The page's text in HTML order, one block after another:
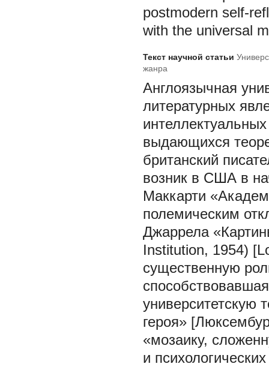
postmodern self-
with the universal
Текст научной статьи
жанра
Англоязычная
литературных
выдающихся
британский
возник в США в
Маккарти
полемическим
Джаррела
Institution, 1954)
существенную
университетскую
героя»
«мозаику,
и